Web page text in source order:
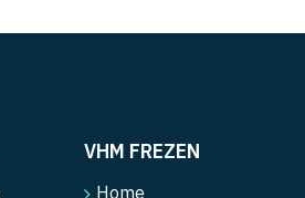
VHM FREZEN
Home